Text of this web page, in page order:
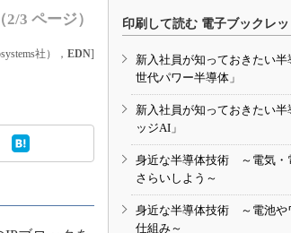
Wired, Weird
くるま展
WORLD
（2/3 ページ）
社）， EDN]
印刷して読む 電子ブックレッ
新入社員が知っておきたい
世代パワー半導体」
新入社員が知っておきたい
ッジAI」
身近な半導体技術 ～電気・
さらいしよう～
身近な半導体技術 ～電池や
仕組み～